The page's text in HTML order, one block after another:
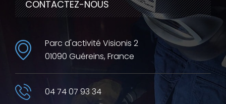
CONTACTEZ-NOUS
Parc d'activité Visionis 2
01090 Guéreins, France
04 74 07 93 34